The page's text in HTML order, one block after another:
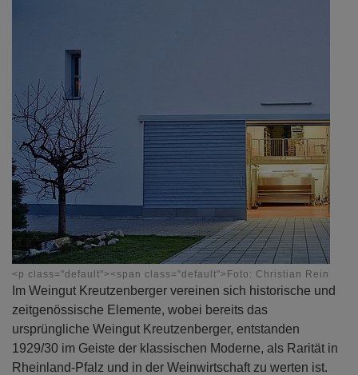
<p class="default"><span class="default">Foto: Christian
Im Weingut Kreutzenberger vereinen sich historische und
zeitgenössische Elemente, wobei bereits das
ursprüngliche Weingut Kreutzenberger, entstanden
1929/30 im Geiste der klassischen Moderne, als Rarität in
Rheinland-Pfalz und in der Weinwirtschaft zu werten ist.